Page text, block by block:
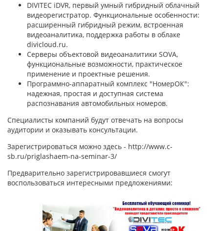
DIVITEC iDVR, первый умный гибридный облачный
видеорегистратор. Функциональные особенности:
расширенный гибридный режим, встроенная
видеоаналитика, поддержка работы в облаке
divicloud.ru.
Серверы объектовой видеоаналитики SOVA,
функциональные возможности, практическое
применение и проектные решения.
Программно-аппаратный комплекс "НомерОК":
надежная, простая и доступная система
распознавания автомобильных номеров.
Специалисты компаний будут отвечать на вопросы
аудитории и оказывать консультации.
Зарегистрироваться можно здесь - http://www.c-
sb.ru/priglashaem-na-seminar-3/
Предварительно зарегистрировавшиеся смогут
воспользоваться интересными предложениями: